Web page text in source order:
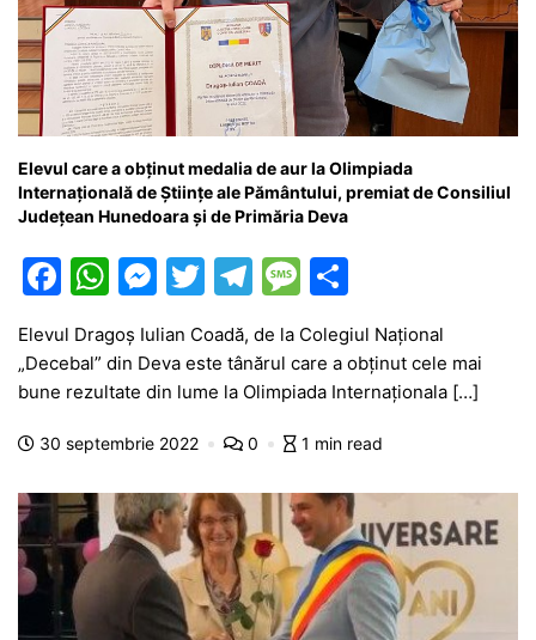
Elevul care a obținut medalia de aur la Olimpiada
Internațională de Științe ale Pământului, premiat de Consiliul
Județean Hunedoara și de Primăria Deva
F
c
e
b
o
k
W
at
s
A
p
M
e
s
s
e
g
er
T
itt
er
T
e
gr
a
m
M
s
s
a
e
ar
ta
je
a
ă
Elevul Dragoș Iulian Coadă, de la Colegiul Național
„Decebal” din Deva este tânărul care a obținut cele mai
bune rezultate din lume la Olimpiada Internaționala […]
30 septembrie 2022 0 1 min read